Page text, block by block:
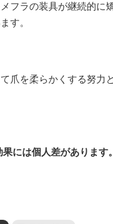
フラの装具が継続的に
す。
爪を柔らかくする努力
には個人差があります。